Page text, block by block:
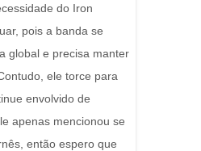
do Iron
pois a banda se
global e precisa manter
ele torce para
envolvido de
apenas mencionou se
então espero que